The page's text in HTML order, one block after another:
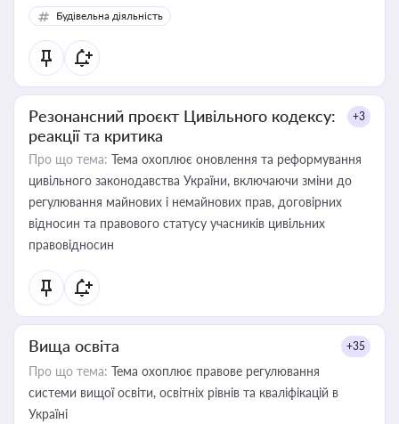
Будівельна діяльність
Резонансний проєкт Цивільного кодексу:
реакції та критика
+3
Про що тема: Тема охоплює оновлення та реформування
цивільного законодавства України, включаючи зміни до
регулювання майнових і немайнових прав, договірних
відносин та правового статусу учасників цивільних
правовідносин
Вища освіта +35
Про що тема: Тема охоплює правове регулювання
системи вищої освіти, освітніх рівнів та кваліфікацій в
Україні